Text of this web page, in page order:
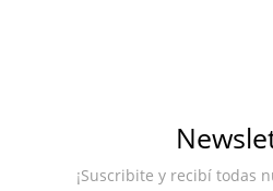
¡Suscribite y recibí todas